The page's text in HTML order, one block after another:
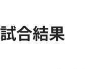
試合結果